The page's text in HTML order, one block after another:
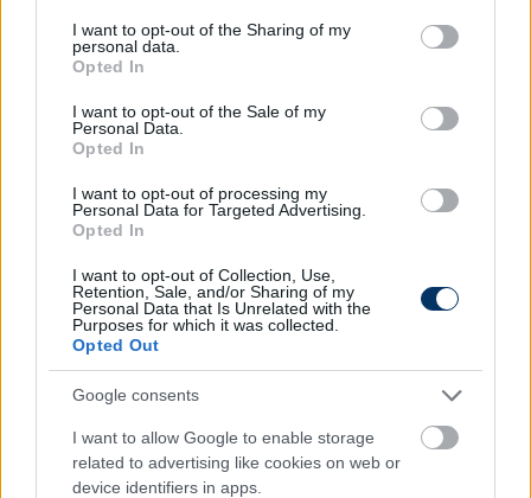
not limited to your visit or usage behaviour. You may click to
grant or deny consent to Google and its third-party tags to
use your data for below specified purposes in below Google
consent section.
I want to opt-out of the Sharing of my
personal data.
Opted In
I want to opt-out of the Sale of my
Personal Data.
Opted In
I want to opt-out of processing my
Personal Data for Targeted Advertising.
Opted In
I want to opt-out of Collection, Use,
Retention, Sale, and/or Sharing of my
Personal Data that Is Unrelated with the
Purposes for which it was collected.
Opted Out
Google consents
I want to allow Google to enable storage
related to advertising like cookies on web or
device identifiers in apps.
Olvastad már?
Légiósok: Két angol klub is ugyanazt a
fiatal magyar középpályást nézte ki
A DAC magyarja, Tuboly Máté kapós lehet a nyári
átigazolási időszakban.